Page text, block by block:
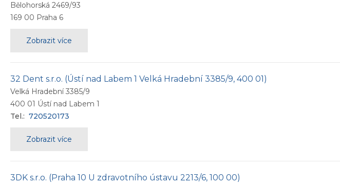
Bělohorská 2469/93
169 00 Praha 6
Zobrazit více
32 Dent s.r.o. (Ústí nad Labem 1 Velká Hradební 3385/9, 400 01)
Velká Hradební 3385/9
400 01 Ústí nad Labem 1
Tel.: 720520173
Zobrazit více
3DK s.r.o. (Praha 10 U zdravotního ústavu 2213/6, 100 00)